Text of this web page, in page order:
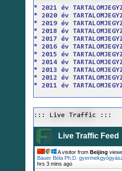
* 2021 év
* 2020 év
* 2019 év
* 2018 év
* 2017 év
* 2016 év
* 2015 év
* 2014 év
* 2013 év
* 2012 év
* 2011 év
::: Live Traffic :::
Live Traffic Feed
A visitor from Beijing
Bauer Béla Ph.D.
hrs 3 mins ago